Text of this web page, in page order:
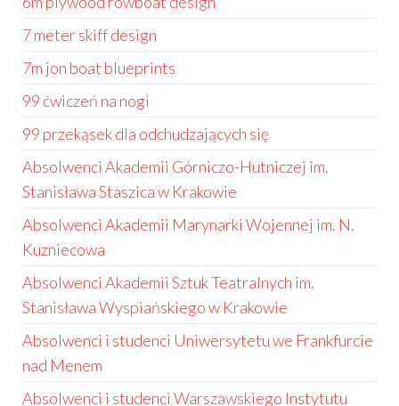
7 meter skiff design
7m jon boat blueprints
99 ćwiczeń na nogi
99 przekąsek dla odchudzających się
Absolwenci Akademii Górniczo-Hutniczej im.
Stanisława Staszica w Krakowie
Absolwenci Akademii Marynarki Wojennej im. N.
Kuzniecowa
Absolwenci Akademii Sztuk Teatralnych im.
Stanisława Wyspiańskiego w Krakowie
Absolwenci i studenci Uniwersytetu we Frankfurcie
nad Menem
Absolwenci i studenci Warszawskiego Instytutu